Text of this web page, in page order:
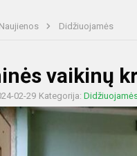
Naujienos Didžiuojamės
vaikinų
02-29 Kategorija: